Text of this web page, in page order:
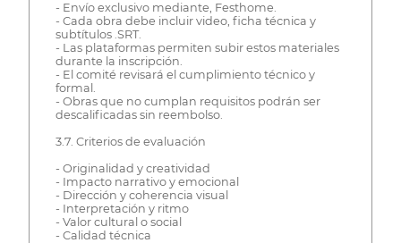
- Envío exclusivo mediante, Festhome.
- Cada obra debe incluir video, ficha técnica y
subtítulos .SRT.
- Las plataformas permiten subir estos materiales
durante la inscripción.
- El comité revisará el cumplimiento técnico y
formal.
- Obras que no cumplan requisitos podrán ser
descalificadas sin reembolso.
3.7. Criterios de evaluación
- Originalidad y creatividad
- Impacto narrativo y emocional
- Dirección y coherencia visual
- Interpretación y ritmo
- Valor cultural o social
- Calidad técnica